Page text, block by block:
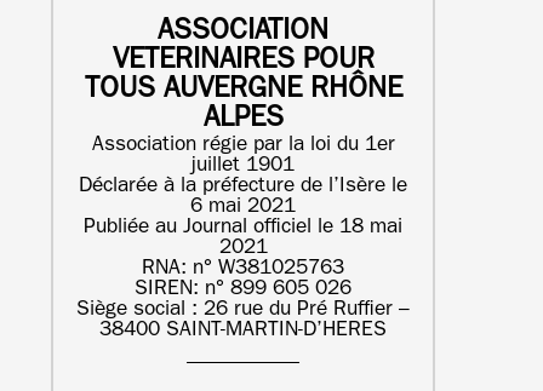
ASSOCIATION
VETERINAIRES POUR
TOUS AUVERGNE RHÔNE
ALPES
Association régie par la loi du 1er
juillet 1901
Déclarée à la préfecture de l’Isère le
6 mai 2021
Publiée au Journal officiel le 18 mai
2021
RNA: n° W381025763
SIREN: n° 899 605 026
Siège social : 26 rue du Pré Ruffier –
38400 SAINT-MARTIN-D’HERES